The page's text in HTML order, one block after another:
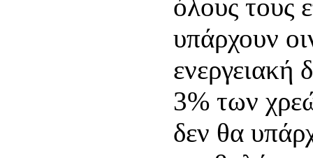
όλους τους
υπάρχουν
ενεργειακή
3% των
δεν θα